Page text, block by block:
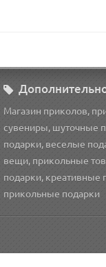
Магазин приколов,
сувениры, шуточные
подарки, веселые
вещи, прикольные
подарки, креативные
прикольные подарки